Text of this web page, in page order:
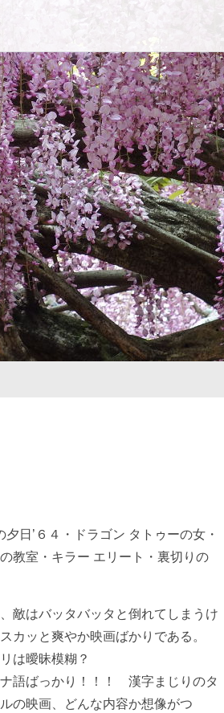
日’６４・ドラゴン タトゥーの女・
教室・キラー エリート・裏切りの
敵はバッタバッタと倒れてしまうけ
カッと爽やか映画ばかりである。
は曖昧模糊？
語ばっかり！！！ 漢字まじりのタ
の映画、どんな内容か想像がつ